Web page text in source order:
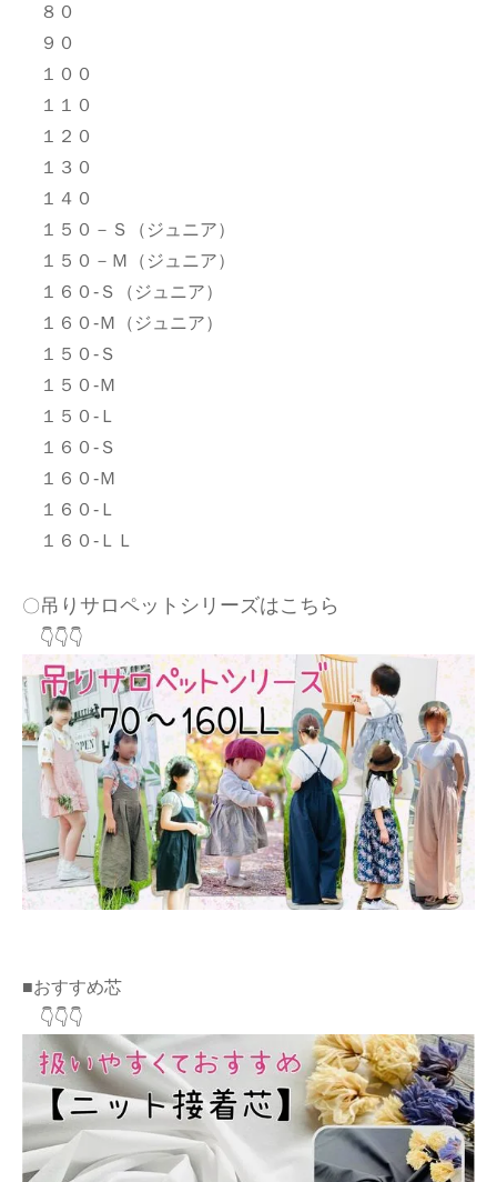
８０
９０
１００
１１０
１２０
１３０
１４０
１５０－Ｓ（ジュニア）
１５０－Ｍ（ジュニア）
１６０-Ｓ（ジュニア）
１６０-Ｍ（ジュニア）
１５０-Ｓ
１５０-Ｍ
１５０-Ｌ
１６０-Ｓ
１６０-Ｍ
１６０-Ｌ
１６０-ＬＬ
〇吊りサロペットシリーズはこちら
👇👇👇
■おすすめ芯
👇👇👇